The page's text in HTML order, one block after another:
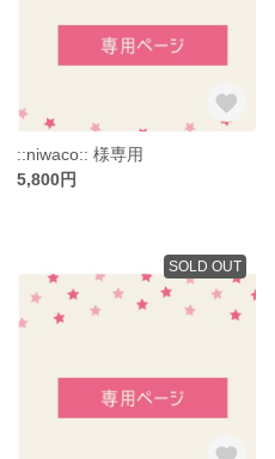
::niwaco:: 様専用
5,800円
SOLD OUT